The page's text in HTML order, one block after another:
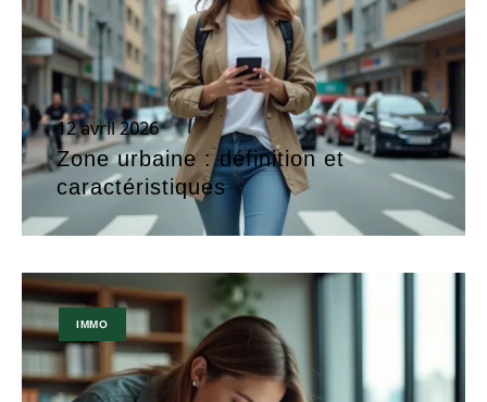
12 avril 2026
Zone urbaine : définition et
caractéristiques
IMMO